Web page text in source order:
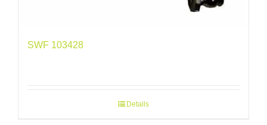
SWF 103428
Details